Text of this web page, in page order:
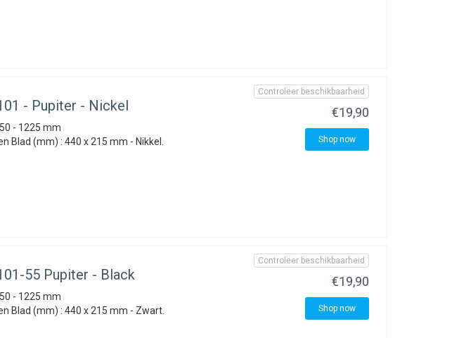
- Pupiter - Nickel
- 1225 mm
Blad (mm) : 440 x 215 mm - Nikkel.
Controleer beschikbaarheid
€19,90
Shop now
55 Pupiter - Black
- 1225 mm
Blad (mm) : 440 x 215 mm - Zwart.
Controleer beschikbaarheid
€19,90
Shop now